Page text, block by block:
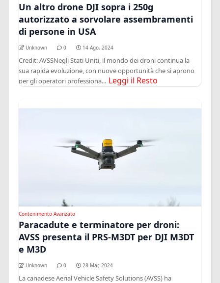
Un altro drone DJI sopra i 250g
autorizzato a sorvolare assembramenti
di persone in USA
Unknown 0 14 Ago, 2024
Credit: AVSSNegli Stati Uniti, il mondo dei droni continua la
sua rapida evoluzione, con nuove opportunità che si aprono
per gli operatori professiona... Leggi il Resto
Contenimento Avanzato
Paracadute e terminatore per droni:
AVSS presenta il PRS-M3DT per DJI M3DT
e M3D
Unknown 0 28 Mar, 2024
La canadese Aerial Vehicle Safety Solutions (AVSS) ha